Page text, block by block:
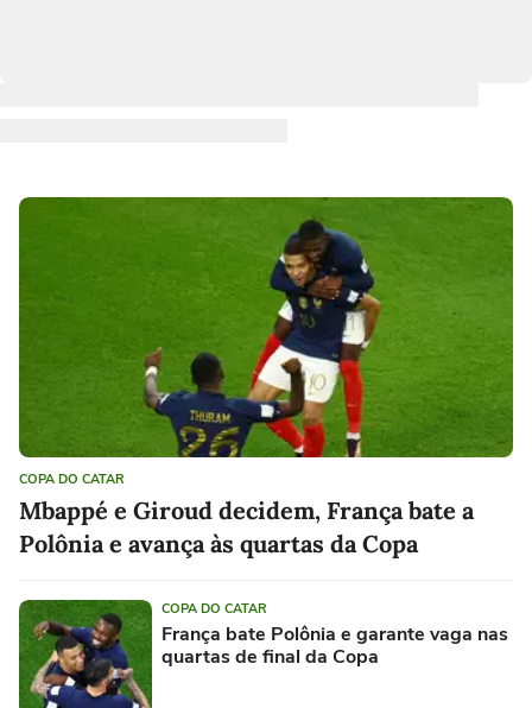
COPA DO CATAR
Mbappé e Giroud decidem, França bate a
Polônia e avança às quartas da Copa
COPA DO CATAR
França bate Polônia e garante vaga nas
quartas de final da Copa